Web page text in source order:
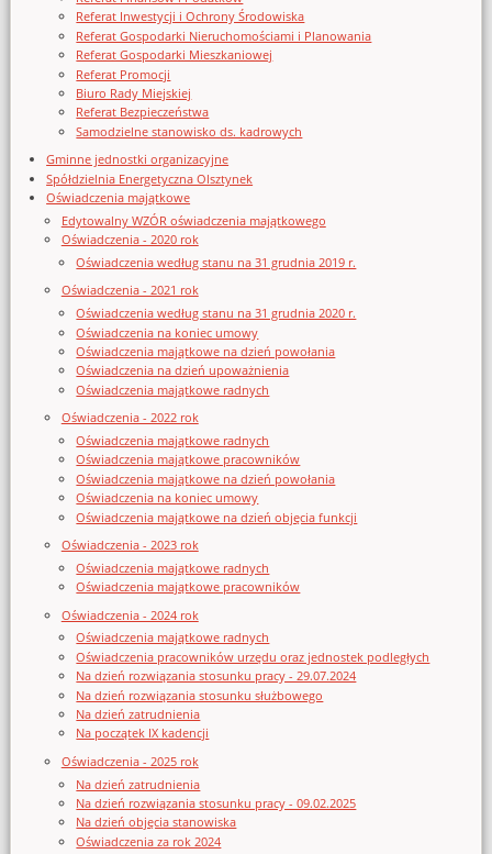
Referat Inwestycji i Ochrony Środowiska
Referat Gospodarki Nieruchomościami i Planowania
Referat Gospodarki Mieszkaniowej
Referat Promocji
Biuro Rady Miejskiej
Referat Bezpieczeństwa
Samodzielne stanowisko ds. kadrowych
Gminne jednostki organizacyjne
Spółdzielnia Energetyczna Olsztynek
Oświadczenia majątkowe
Edytowalny WZÓR oświadczenia majątkowego
Oświadczenia - 2020 rok
Oświadczenia według stanu na 31 grudnia 2019 r.
Oświadczenia - 2021 rok
Oświadczenia według stanu na 31 grudnia 2020 r.
Oświadczenia na koniec umowy
Oświadczenia majątkowe na dzień powołania
Oświadczenia na dzień upoważnienia
Oświadczenia majątkowe radnych
Oświadczenia - 2022 rok
Oświadczenia majątkowe radnych
Oświadczenia majątkowe pracowników
Oświadczenia majątkowe na dzień powołania
Oświadczenia na koniec umowy
Oświadczenia majątkowe na dzień objęcia funkcji
Oświadczenia - 2023 rok
Oświadczenia majątkowe radnych
Oświadczenia majątkowe pracowników
Oświadczenia - 2024 rok
Oświadczenia majątkowe radnych
Oświadczenia pracowników urzędu oraz jednostek podległych
Na dzień rozwiązania stosunku pracy - 29.07.2024
Na dzień rozwiązania stosunku służbowego
Na dzień zatrudnienia
Na początek IX kadencji
Oświadczenia - 2025 rok
Na dzień zatrudnienia
Na dzień rozwiązania stosunku pracy - 09.02.2025
Na dzień objęcia stanowiska
Oświadczenia za rok 2024